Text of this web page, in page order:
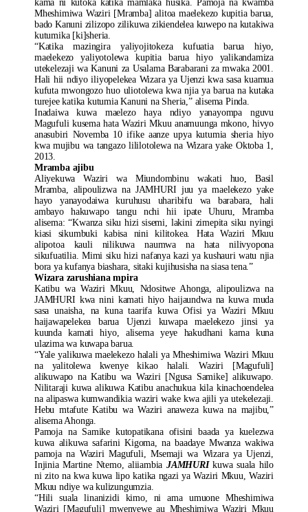
kama ni kutoka katika mamlaka husika. Pamoja na kwamba
Mheshimiwa Waziri [Mramba] alitoa maelekezo kupitia barua,
bado Kanuni zilizopo zilikuwa zikiendelea kuwepo na kutakiwa
kutumika [ki]sheria.
“Katika mazingira yaliyojitokeza kufuatia barua hiyo,
maelekezo yaliyotolewa kupitia barua hiyo yalikandamiza
utekelezaji wa Kanuni za Usalama Barabarani za mwaka 2001.
Hali hii ndiyo iliyopelekea Wizara ya Ujenzi kwa sasa kuamua
kufuta mwongozo huo uliotolewa kwa njia ya barua na kutaka
turejee katika kutumia Kanuni na Sheria,” alisema Pinda.
Inadaiwa kuwa maelezo haya ndiyo yanayompa nguvu
Magufuli kusema hata Waziri Mkuu anamuunga mkono, hivyo
anasubiri Novemba 10 ifike aanze upya kutumia sheria hiyo
kwa mujibu wa tangazo lililotolewa na Wizara yake Oktoba 1,
2013.
Mramba ajibu
Aliyekuwa Waziri wa Miundombinu wakati huo, Basil
Mramba, alipoulizwa na JAMHURI juu ya maelekezo yake
hayo yanayodaiwa kuruhusu uharibifu wa barabara, hali
ambayo hakuwapo tangu nchi hii ipate Uhuru, Mramba
alisema: “Kwanza siku hizi sisemi, lakini zimepita siku nyingi
kiasi sikumbuki kabisa nini kilitokea. Hata Waziri Mkuu
alipotoa kauli nilikuwa naumwa na hata nilivyopona
sikufuatilia. Mimi siku hizi nafanya kazi ya kushauri watu njia
bora ya kufanya biashara, sitaki kujihusisha na siasa tena.”
Wizara zarushiana mpira
Katibu wa Waziri Mkuu, Ndositwe Ahonga, alipoulizwa na
JAMHURI kwa nini kamati hiyo haijaundwa na kuwa muda
sasa unaisha, na kuna taarifa kuwa Ofisi ya Waziri Mkuu
haijawapelekea barua Ujenzi kuwapa maelekezo jinsi ya
kuunda kamati hiyo, alisema yeye hakudhani kama kuna
ulazima wa kuwapa barua.
“Yale yalikuwa maelekezo halali ya Mheshimiwa Waziri Mkuu
na yalitolewa kwenye kikao halali. Waziri [Magufuli]
alikuwapo na Katibu wa Waziri [Ngusa Samike] alikuwapo.
Nilitaraji kuwa alikuwa Katibu anachukua kila kinachoendelea
na alipaswa kumwandikia waziri wake kwa ajili ya utekelezaji.
Hebu mtafute Katibu wa Waziri anaweza kuwa na majibu,”
alisema Ahonga.
Pamoja na Samike kutopatikana ofisini baada ya kuelezwa
kuwa alikuwa safarini Kigoma, na baadaye Mwanza wakiwa
pamoja na Waziri Magufuli, Msemaji wa Wizara ya Ujenzi,
Injinia Martine Ntemo, aliiambia JAMHURIkuwa suala hilo
ni zito na kwa kuwa lipo katika ngazi ya Waziri Mkuu, Waziri
Mkuu ndiye wa kulizungumzia.
“Hili suala linanizidi kimo, ni ama umuone Mheshimiwa
Waziri [Magufuli] mwenyewe au Mheshimiwa Waziri Mkuu